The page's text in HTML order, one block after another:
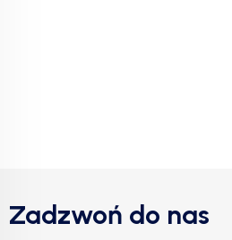
Zadzwoń do nas